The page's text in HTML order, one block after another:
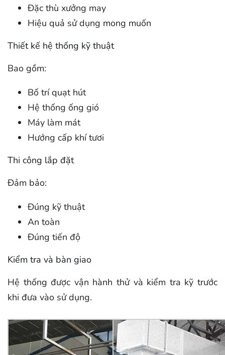
Đặc thù xưởng may
Hiệu quả sử dụng mong muốn
Thiết kế hệ thống kỹ thuật
Bao gồm:
Bố trí quạt hút
Hệ thống ống gió
Máy làm mát
Hướng cấp khí tươi
Thi công lắp đặt
Đảm bảo:
Đúng kỹ thuật
An toàn
Đúng tiến độ
Kiểm tra và bàn giao
Hệ thống được vận hành thử và kiểm tra kỹ trước
khi đưa vào sử dụng.